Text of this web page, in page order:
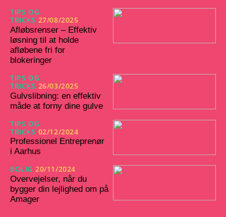
TIPS OG
TRICKS 27/08/2025
Afløbsrenser – Effektiv
løsning til at holde
afløbene fri for
blokeringer
TIPS OG
TRICKS 26/03/2025
Gulvslibning: en effektiv
måde at forny dine gulve
TIPS OG
TRICKS 02/12/2024
Professionel Entreprenør
i Aarhus
BOLIG 20/11/2024
Overvejelser, når du
bygger din lejlighed om på
Amager